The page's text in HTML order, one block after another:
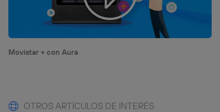
Movistar + con Aura
OTROS ARTÍCULOS DE INTERÉS